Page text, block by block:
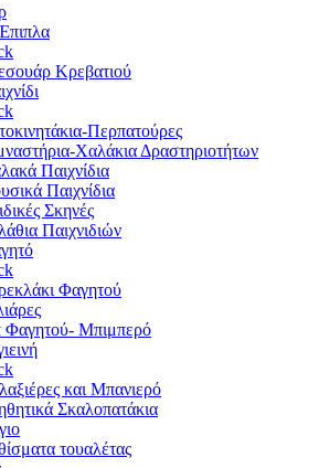
Κρεβατιού
Περπατούρες
Χαλάκια Δραστηριοτήτων
Παιχνίδια
Παιχνίδια
Σκηνές
Παιχνιδιών
Φαγητού
Φαγητού- Μπιμπερό
και Μπανιερό
Σκαλοπατάκια
τουαλέτας